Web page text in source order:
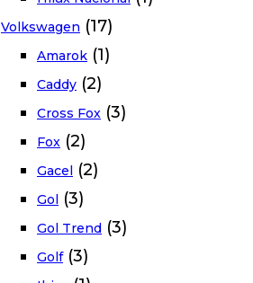
Volkswagen (17)
Amarok (1)
Caddy (2)
Cross Fox (3)
Fox (2)
Gacel (2)
Gol (3)
Gol Trend (3)
Golf (3)